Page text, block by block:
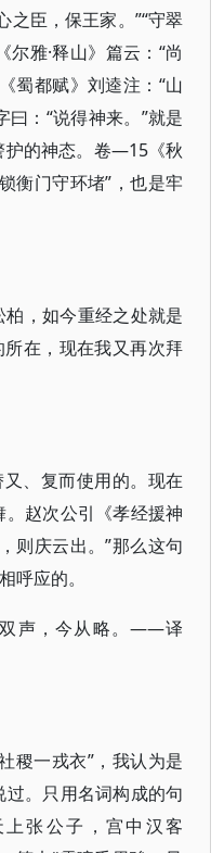
之臣，保王家。”“守翠
尔雅·释山》篇云：“尚
蜀都赋》刘逵注：“山
曰：“说得神来。”就是
护的神态。卷—15《秋
衡门守环堵”，也是牢
，如今重经之处就是
在，现在我又再次拜
、复而使用的。现在
赵次公引《孝经援神
则庆云出。”那么这句
呼应的。
双声，今从略。——译
稷一戎衣”，我认为是
。只用名词构成的句
张公子，宫中汉客